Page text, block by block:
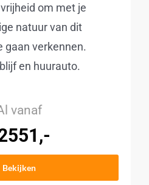
om met je
natuur van dit
gaan verkennen.
en huurauto.
vanaf
Bekijken